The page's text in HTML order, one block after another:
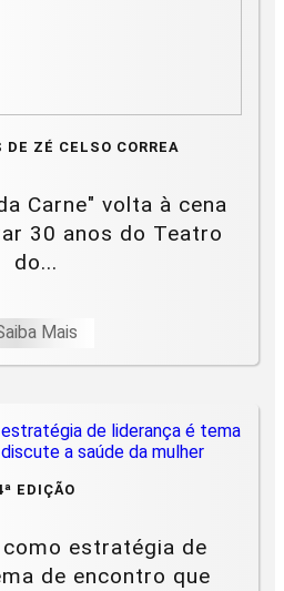
DE ZÉ CELSO CORREA
Carne" volta à cena
30 anos do Teatro
do...
Mais
EDIÇÃO
estratégia de
de encontro que